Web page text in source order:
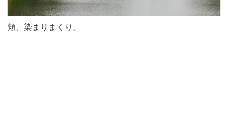
頬、染まりまくり。